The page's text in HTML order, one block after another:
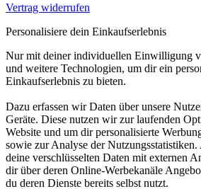
Vertrag widerrufen
Personalisiere dein Einkaufserlebnis
Nur mit deiner individuellen Einwilligung
und weitere Technologien, um dir ein
Einkaufserlebnis zu bieten.
Dazu erfassen wir Daten über unsere
Geräte. Diese nutzen wir zur laufenden
Website und um dir personalisierte
sowie zur Analyse der
deine verschlüsselten Daten mit externen
dir über deren Online-Werbekanäle
du deren Dienste bereits selbst nutzt.